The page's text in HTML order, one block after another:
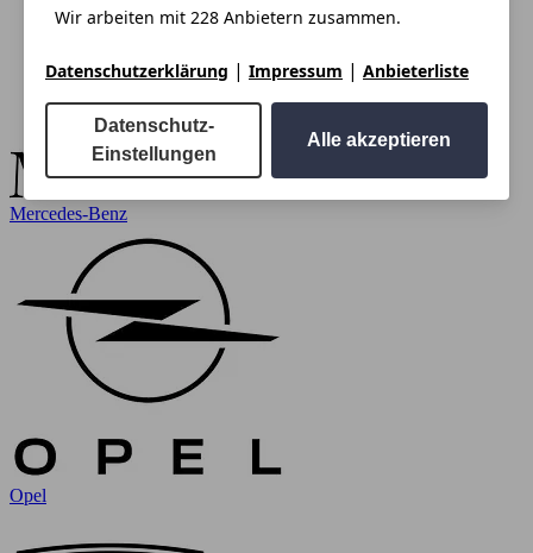
Mercedes-Benz
Opel
Wir arbeiten mit 228 Anbietern zusammen.
Datenschutzerklärung | Impressum | Anbieterliste
Datenschutz-
Einstellungen
Alle akzeptieren